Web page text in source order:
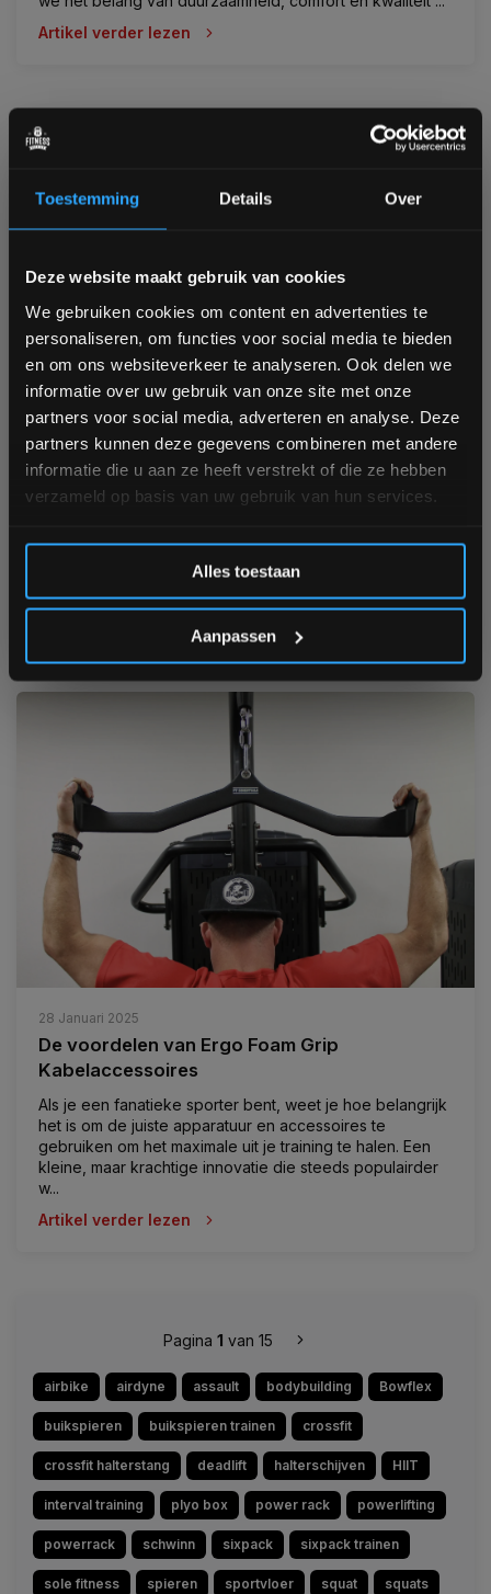
Toestemming Details Over
Deze website maakt gebruik van cookies
We gebruiken cookies om content en advertenties te
personaliseren, om functies voor social media te bieden
en om ons websiteverkeer te analyseren. Ook delen we
informatie over uw gebruik van onze site met onze
partners voor social media, adverteren en analyse. Deze
partners kunnen deze gegevens combineren met andere
informatie die u aan ze heeft verstrekt of die ze hebben
verzameld op basis van uw gebruik van hun services.
Alles toestaan
Aanpassen
Artikel verder lezen
21 Februari 2025
Hyrox - de nieuwe standaard in functionele
fitheid
een hoger niveau te tillen? Laten we het hebben over
Hyrox, de nieuwste rage in de fitnesswereld die je echt
niet wilt missen! Of je nu een doorgewinterde atleet...
Artikel verder lezen
28 Januari 2025
De voordelen van Ergo Foam Grip
Kabelaccessoires
Als je een fanatieke sporter bent, weet je hoe belangrijk
het is om de juiste apparatuur en accessoires te
gebruiken om het maximale uit je training te halen. Een
kleine, maar krachtige innovatie die steeds populairder
w...
Artikel verder lezen
Pagina 1 van 15
airbike airdyne assault bodybuilding Bowflex
buikspieren buikspieren trainen crossfit
crossfit halterstang deadlift halterschijven HIIT
interval training plyo box power rack powerlifting
powerrack schwinn sixpack sixpack trainen
sole fitness spieren sportvloer squat squats
Bam! 5% korting op je volgende
Schrijf je in voor onze nieuwsbrief om op de hoogte te
blijven over onze nieuwe producten, deals en meer
interessante info. Ontvang 5% korting op je eerstvolgende
aankoop! 😀
Inschrijven
*Verzendkosten vallen buiten de korting